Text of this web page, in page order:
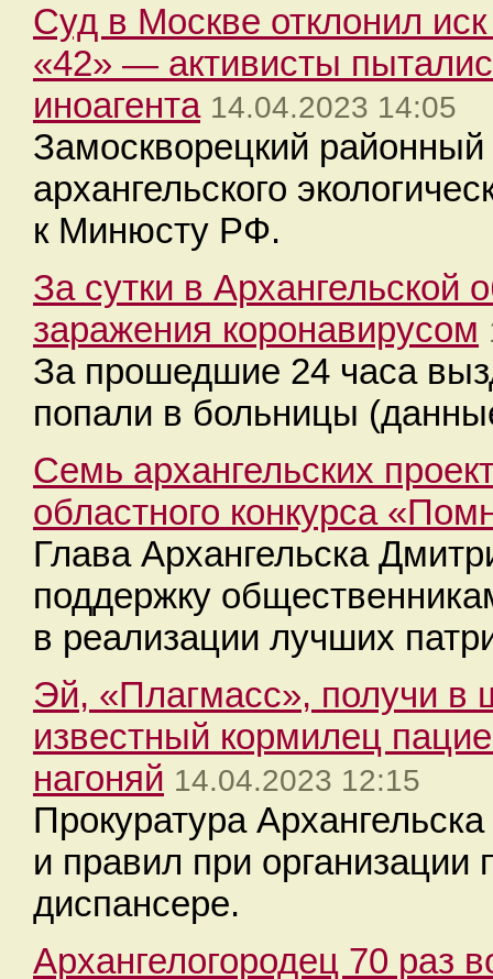
Суд в Москве отклонил
«42» — активисты
иноагента 14.04.2023 14:05
Замоскворецкий
архангельского
к Минюсту РФ.
За сутки в Архангельской
заражения коронавирусом
За прошедшие 24 часа
попали в больницы
Семь архангельских
областного конкурса
Глава Архангельска
поддержку
в реализации лучших
Эй, «Плагмасс», получи в
известный кормилец
нагоняй 14.04.2023 12:15
Прокуратура
и правил при организации
диспансере.
Архангелогородец 70 раз